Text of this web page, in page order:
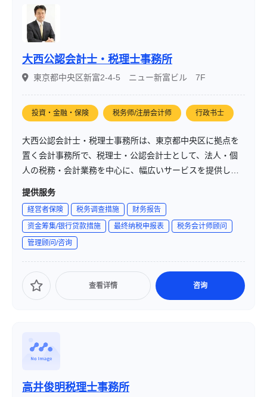
大西公認会計士・税理士事務所
東京都中央区新富2-4-5 ニュー新富ビル 7F
投資・金融・保険 税务师/注册会计师 行政书士
大西公認会計士・税理士事務所は、東京都中央区に拠点を
置く会計事務所で、税理士・公認会計士として、法人・個
人の税務・会計業務を中心に、幅広いサービスを提供して
います。「お客様と共に成長するパートナー」を理念に、
提供服务
経営者保険 税务调查措施
财务报告
资金筹集/银行贷款措施
最终纳税申报表
税务会计师顾问
管理顾问/咨询
查看详情 咨询
高井俊明税理士事務所